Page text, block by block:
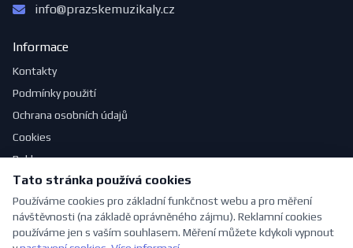
info@prazskemuzikaly.cz
Informace
Kontakty
Podmínky použití
Ochrana osobních údajů
Cookies
Reklama
Jak se obléknout do divadla
Tato stránka používá cookies
Používáme cookies pro základní funkčnost webu a pro měření
návštěvnosti (na základě oprávněného zájmu). Reklamní cookies
používáme jen s vaším souhlasem. Měření můžete kdykoli vypnout